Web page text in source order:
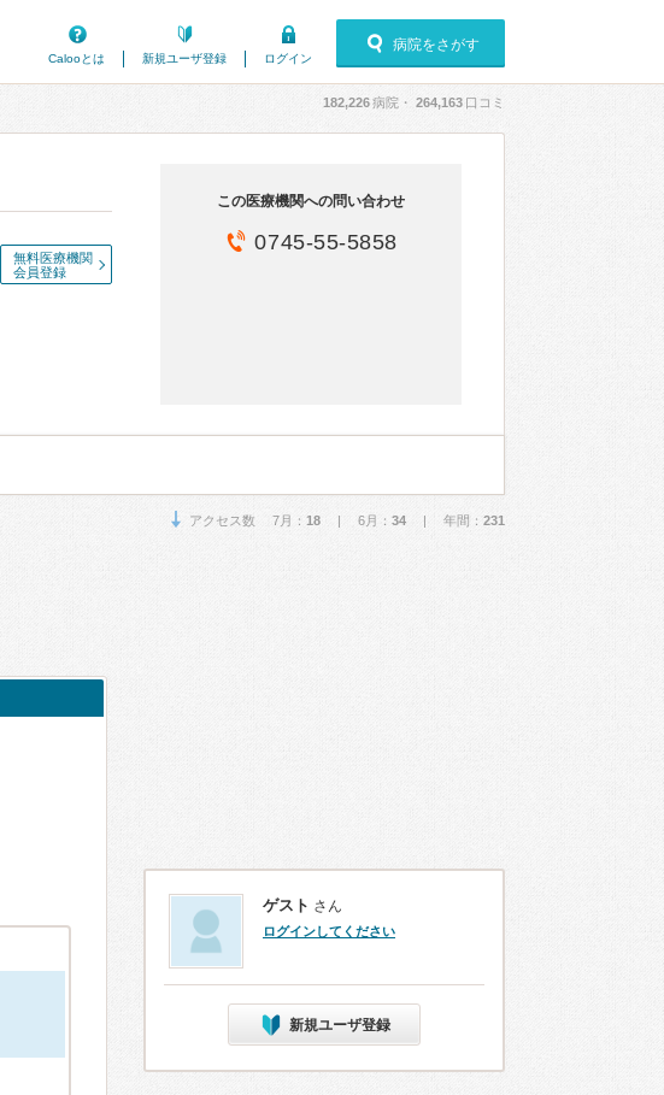
Calooとは
新規ユーザ登録 ログイン
病院をさがす
182,226病院・ 264,163 口コミ
無料医療機関
会員登録
この医療機関への問い合わせ
0745-55-5858
アクセス数 7月： 18 | 6月： 34 | 年間： 231
ゲスト さん
ログインしてください
新規ユーザ登録